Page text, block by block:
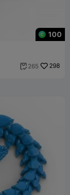
100
 265 298